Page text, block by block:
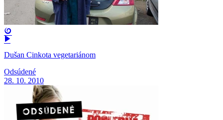
Dušan Cinkota vegetariánom
Odsúdené
28. 10. 2010